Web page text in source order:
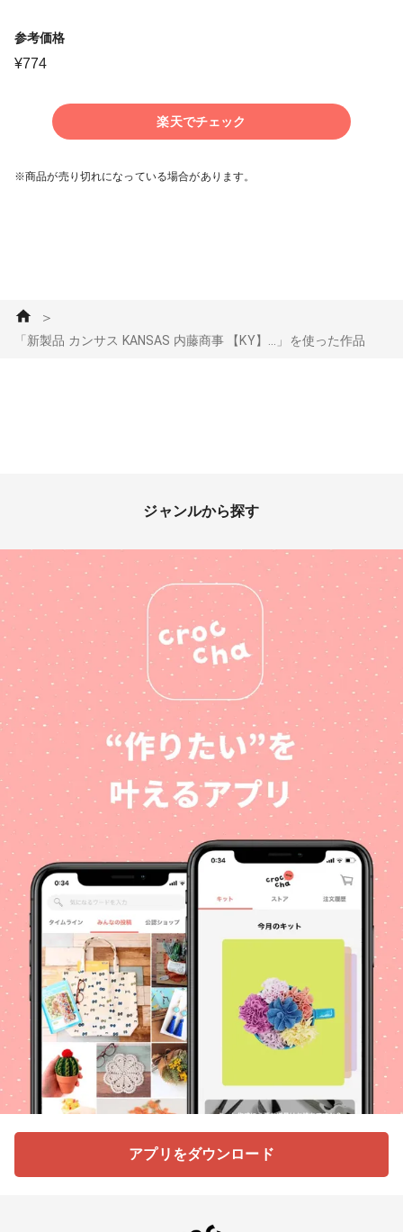
参考価格
¥774
楽天でチェック
※商品が売り切れになっている場合があります。
＞
「新製品 カンサス KANSAS 内藤商事 【KY】...」を使った作品
ジャンルから探す
アプリをダウンロード